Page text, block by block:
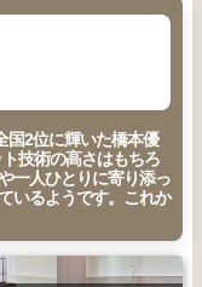
国2位に輝いた橋本優
技術の高さはもちろ
一人ひとりに寄り添っ
いるようです。これか